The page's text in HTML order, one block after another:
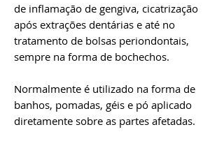
de inflamação de gengiva, cicatrização
após extrações dentárias e até no
tratamento de bolsas periondontais,
sempre na forma de bochechos.
Normalmente é utilizado na forma de
banhos, pomadas, géis e pó aplicado
diretamente sobre as partes afetadas.